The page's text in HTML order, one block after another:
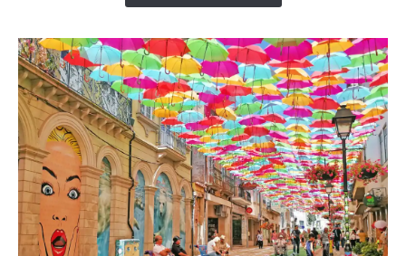
e
a
História